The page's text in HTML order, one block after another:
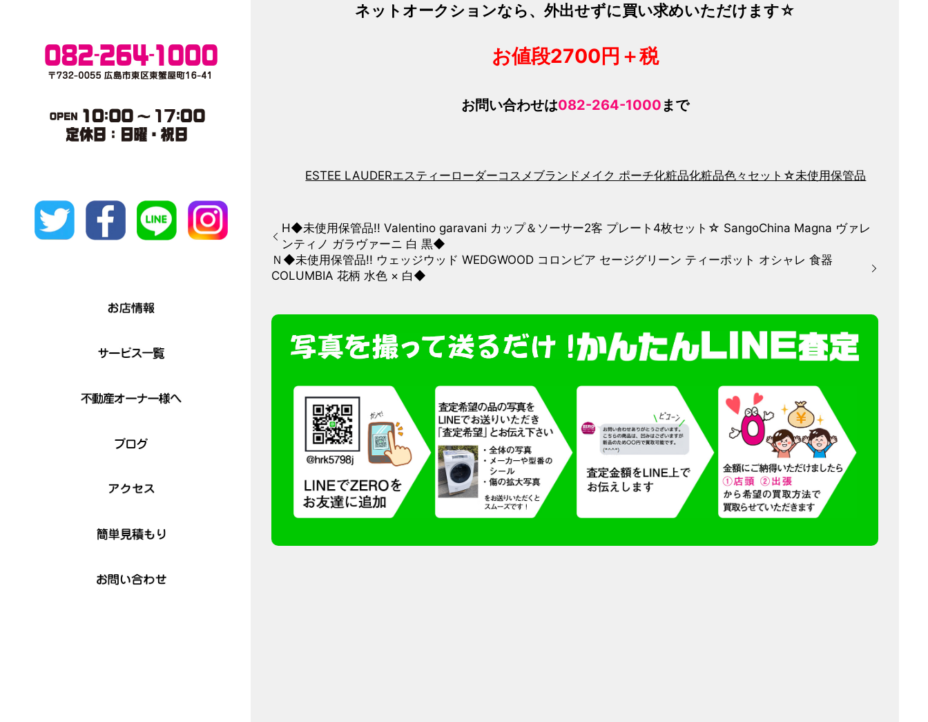
ネットオークションなら、外出せずに買い求めいただけます☆
お値段2700 円＋税
お問い合わせは082-264-1000まで
ESTEE LAUDERエスティーローダーコスメ ブランド メイク ポーチ化粧品化粧品色々セット☆未使用保管品
H◆未使用保管品!! Valentino garavani カップ＆ソーサー2客 プレート4枚セット☆ SangoChina Magna ヴァレ
ンティノ ガラヴァーニ 白 黒◆
Ｎ◆未使用保管品!! ウェッジウッド WEDGWOOD コロンビア セージグリーン ティーポット オシャレ 食器
COLUMBIA 花柄 水色 × 白◆